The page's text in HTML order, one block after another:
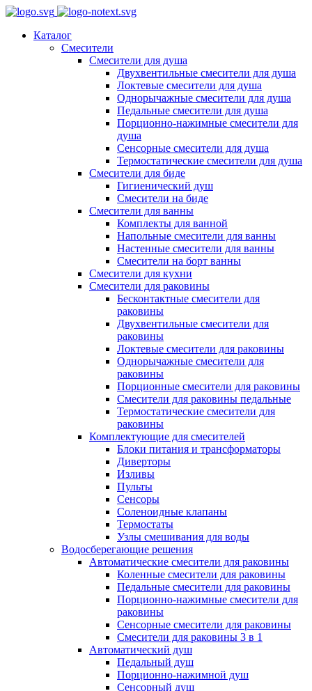
Каталог
Смесители
Смесители для душа
Двухвентильные смесители для душа
Локтевые смесители для душа
Однорычажные смесители для душа
Педальные смесители для душа
Порционно-нажимные смесители для
душа
Сенсорные смесители для душа
Термостатические смесители для душа
Смесители для биде
Гигиенический душ
Смесители на биде
Смесители для ванны
Комплекты для ванной
Напольные смесители для ванны
Настенные смесители для ванны
Смесители на борт ванны
Смесители для кухни
Смесители для раковины
Бесконтактные смесители для
раковины
Двухвентильные смесители для
раковины
Локтевые смесители для раковины
Однорычажные смесители для
раковины
Порционные смесители для раковины
Смесители для раковины педальные
Термостатические смесители для
раковины
Комплектующие для смесителей
Блоки питания и трансформаторы
Диверторы
Изливы
Пульты
Сенсоры
Соленоидные клапаны
Термостаты
Узлы смешивания для воды
Водосберегающие решения
Автоматические смесители для раковины
Коленные смесители для раковины
Педальные смесители для раковины
Порционно-нажимные смесители для
раковины
Сенсорные смесители для раковины
Смесители для раковины 3 в 1
Автоматический душ
Педальный душ
Порционно-нажимной душ
Сенсорный душ